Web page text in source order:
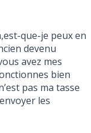
que-je peux en
devenu
avez mes
bien
pas ma tasse
les